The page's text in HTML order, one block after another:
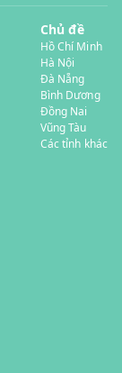
Chủ đề
Hồ Chí Minh
Hà Nội
Đà Nẵng
Bình Dương
Đồng Nai
Vũng Tàu
Các tỉnh khác